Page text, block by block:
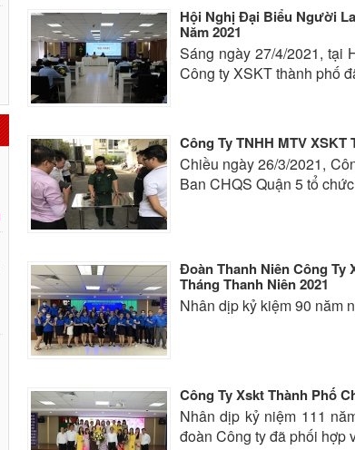
Hội Nghị Đại Biểu Người
Năm 2021
Sáng ngày 27/4/2021, tại
Công ty XSKT thành phố
Công Ty TNHH MTV
Chiều ngày 26/3/2021,
Ban CHQS Quận 5 tổ
Đoàn Thanh Niên Công Ty
Tháng Thanh Niên 2021
Nhân dịp kỷ kiệm 90 năm
Công Ty Xskt Thành Phố
Nhân dịp kỷ niệm 111
đoàn Công ty đã phối hợp